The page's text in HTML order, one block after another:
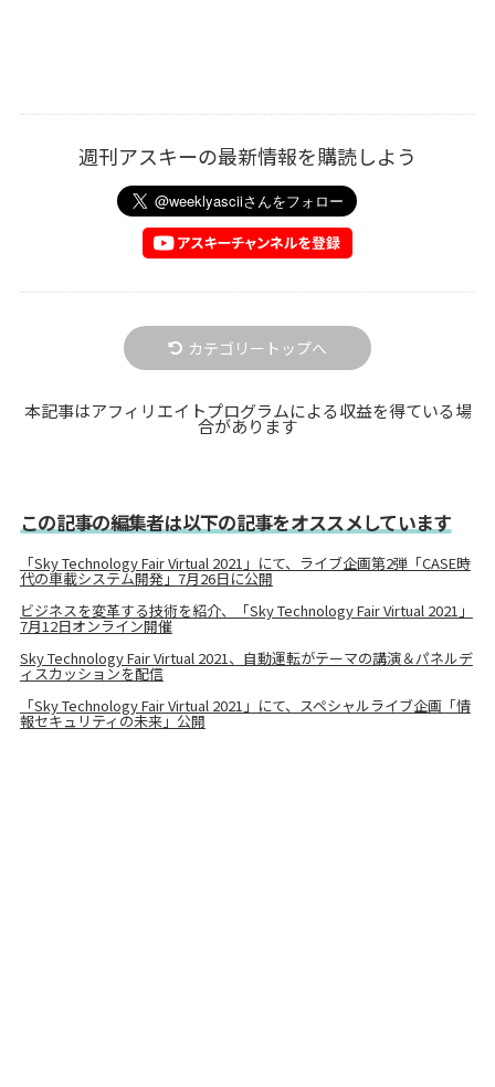
週刊アスキーの最新情報を購読しよう
カテゴリートップへ
本記事はアフィリエイトプログラムによる収益を得ている場
合があります
この記事の編集者は以下の記事をオススメしています
「Sky Technology Fair Virtual 2021」にて、ライブ企画第2弾「CASE時
代の車載システム開発」7月26日に公開
ビジネスを変革する技術を紹介、「Sky Technology Fair Virtual 2021」
7月12日オンライン開催
Sky Technology Fair Virtual 2021、自動運転がテーマの講演＆パネルデ
ィスカッションを配信
「Sky Technology Fair Virtual 2021」にて、スペシャルライブ企画「情
報セキュリティの未来」公開